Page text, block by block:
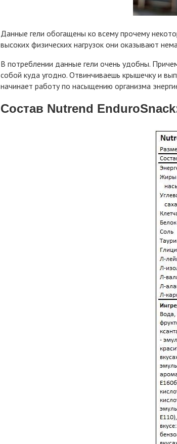
Данные гели обогащены ко всему прочему
высоких физических нагрузок они оказывают
В потреблении данные гели очень удобны.
собой куда угодно. Отвинчиваешь крышечку и
начинает работу по насыщению организма
Состав Nutrend